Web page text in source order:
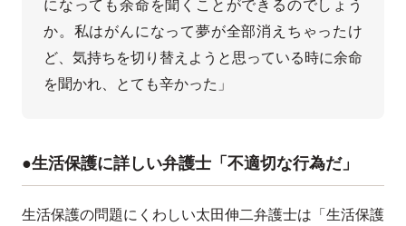
になっても余命を聞くことができるのでしょう
か。私はがんになって夢が全部消えちゃったけ
ど、気持ちを切り替えようと思っている時に余命
を聞かれ、とても辛かった」
●生活保護に詳しい弁護士「不適切な行為だ」
生活保護の問題にくわしい太田伸二弁護士は「生活保護